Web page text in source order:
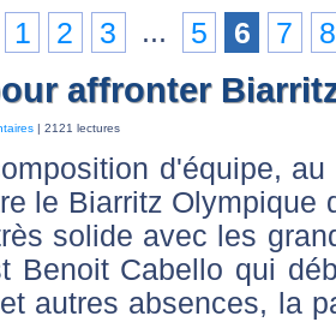
1 2 3 ... 5 6 7 8
affronter
| 2121 lectures
d'équipe,
le Biarritz Olympique
solide avec les
Benoit Cabello qui
autres absences, la